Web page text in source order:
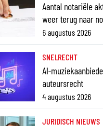
Aantal notariële
weer terug naar
6 augustus 2026
SNELRECHT
AI-
auteursrecht
4 augustus 2026
JURIDISCH NIEUWS